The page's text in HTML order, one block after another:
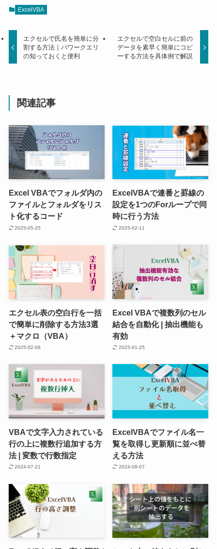
ExcelVBA
エクセルで氏名を簡単に分
割する方法｜パワークエリ
の知っておくと便利
エクセルで空白セルに前の
データを素早く簡単にコピ
ーする方法を具体例で解説
関連記事
Excel VBAでフォルダ内の
ファイルとフォルダをリス
ト化するコード
2025-05-25
ExcelVBAで連番と罫線の
設定を1つのForループで同
時に行う方法
2025-02-11
エクセル表の空白行を一括
で簡単に削除する方法3選
＋マクロ（VBA）
2025-02-08
Excel VBAで複数列のセル
結合を自動化 | 抽出機能も
有効
2025-01-25
VBAで文字入力されている
行の上に複数行追加する方
法 | 変数で行数指定
2024-07-21
ExcelVBAでファイル名一
覧を取得し更新順に並べ替
える方法
2024-08-07